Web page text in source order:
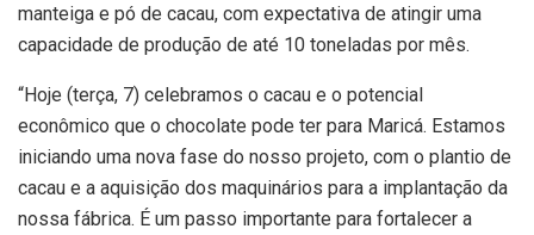
manteiga e pó de cacau, com expectativa de atingir uma
capacidade de produção de até 10 toneladas por mês.
“Hoje (terça, 7) celebramos o cacau e o potencial
econômico que o chocolate pode ter para Maricá. Estamos
iniciando uma nova fase do nosso projeto, com o plantio de
cacau e a aquisição dos maquinários para a implantação da
nossa fábrica. É um passo importante para fortalecer a